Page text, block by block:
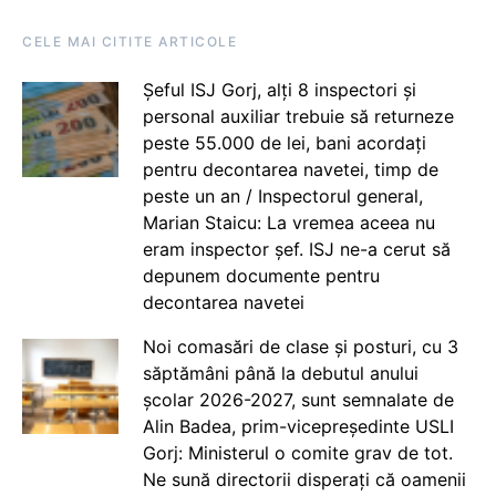
CELE MAI CITITE ARTICOLE
Șeful ISJ Gorj, alți 8 inspectori și
personal auxiliar trebuie să returneze
peste 55.000 de lei, bani acordați
pentru decontarea navetei, timp de
peste un an / Inspectorul general,
Marian Staicu: La vremea aceea nu
eram inspector șef. ISJ ne-a cerut să
depunem documente pentru
decontarea navetei
Noi comasări de clase și posturi, cu 3
săptămâni până la debutul anului
școlar 2026-2027, sunt semnalate de
Alin Badea, prim-vicepreședinte USLI
Gorj: Ministerul o comite grav de tot.
Ne sună directorii disperați că oamenii